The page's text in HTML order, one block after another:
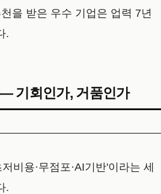
을 받은 우수 기업은 업력 7년
.
기회인가, 거품인가
비용·무점포·AI기반'이라는 세
.